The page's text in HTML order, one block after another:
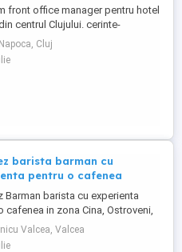
front office manager pentru hotel
centrul Clujului. cerinte-
de minim 3 ani -licenta in turism
turism - cunoasterea sistemului
hoteliera Hostware -aptitudini
Cluj
barista barman cu
pentru o cafenea
Barman barista cu experienta
cafenea in zona Cina, Ostroveni,
Valcea, Valcea